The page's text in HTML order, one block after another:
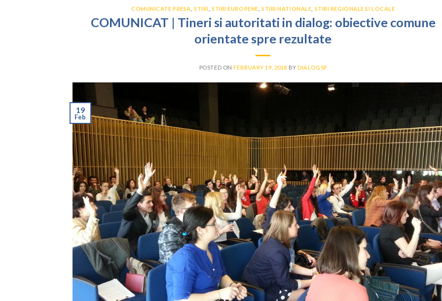
COMUNICATE PRESA ,STIRI ,STIRI EUROPENE STIRI NATIONALE STIRI REGIONALE SI LOCALE
COMUNICAT | Tineri si autoritati in dialog: obiective comune
orientate spre rezultate
POSTED ONFEBRUARY 19, 2018 BYDIALOGSP
19
Feb